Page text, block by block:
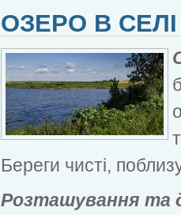
ОЗЕРО В
Береги чисті,
Розташування та